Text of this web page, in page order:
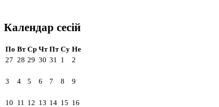
Календар сесій
По Вт Ср Чт Пт Су Не
27 28 29 30 31 1 2
3 4 5 6 7 8 9
10 11 12 13 14 15 16